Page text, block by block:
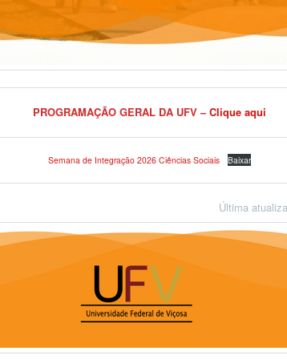
PROGRAMAÇÃO GERAL DA UFV –Clique aqui
Semana de Integração 2026 Ciências Sociais Baixar
Última